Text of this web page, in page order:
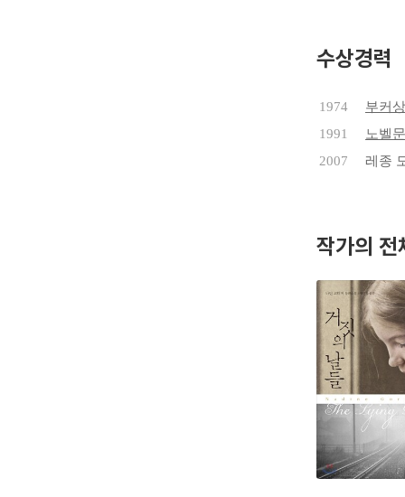
게 된다
rt of
수상경력
1974
부커상
1991
노벨
2007
레종
작가의 전